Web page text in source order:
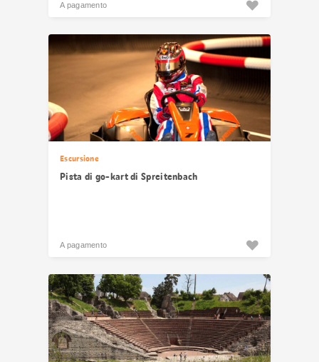
A pagamento
Escursione
Pista di go-kart di Spreitenbach
A pagamento